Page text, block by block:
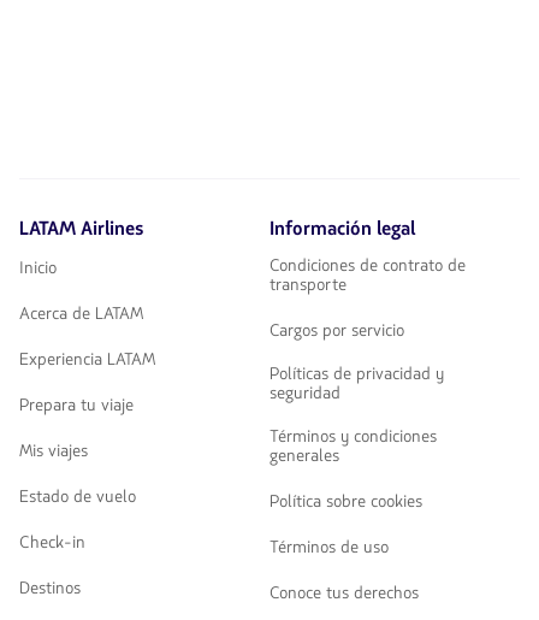
LATAM Airlines
Inicio
Acerca de LATAM
Experiencia LATAM
Prepara tu viaje
Mis viajes
Estado de vuelo
Check-in
Destinos
Información legal
Condiciones de contrato de
transporte
Cargos por servicio
Políticas de privacidad y
seguridad
Términos y condiciones
generales
Política sobre cookies
Términos de uso
Conoce tus derechos